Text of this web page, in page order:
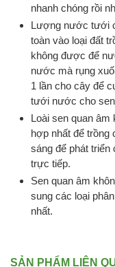
nhanh chóng rồi
Lượng nước tưới
toàn vào loại đất
không được để
nước mà rụng
1 lần cho cây để
tưới nước cho sen
Loài sen quan âm
hợp nhất để trồng
sáng để phát
trực tiếp.
Sen quan âm
sung các loại
nhất.
SẢN PHẨM LIÊN